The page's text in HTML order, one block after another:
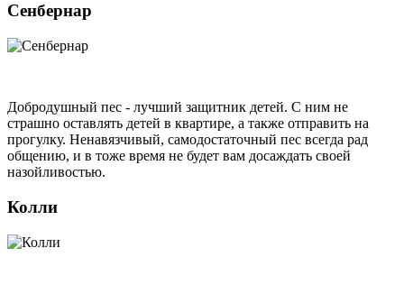
Сенбернар
Добродушный пес - лучший защитник детей. С ним не
страшно оставлять детей в квартире, а также отправить на
прогулку. Ненавязчивый, самодостаточный пес всегда рад
общению, и в тоже время не будет вам досаждать своей
назойливостью.
Колли